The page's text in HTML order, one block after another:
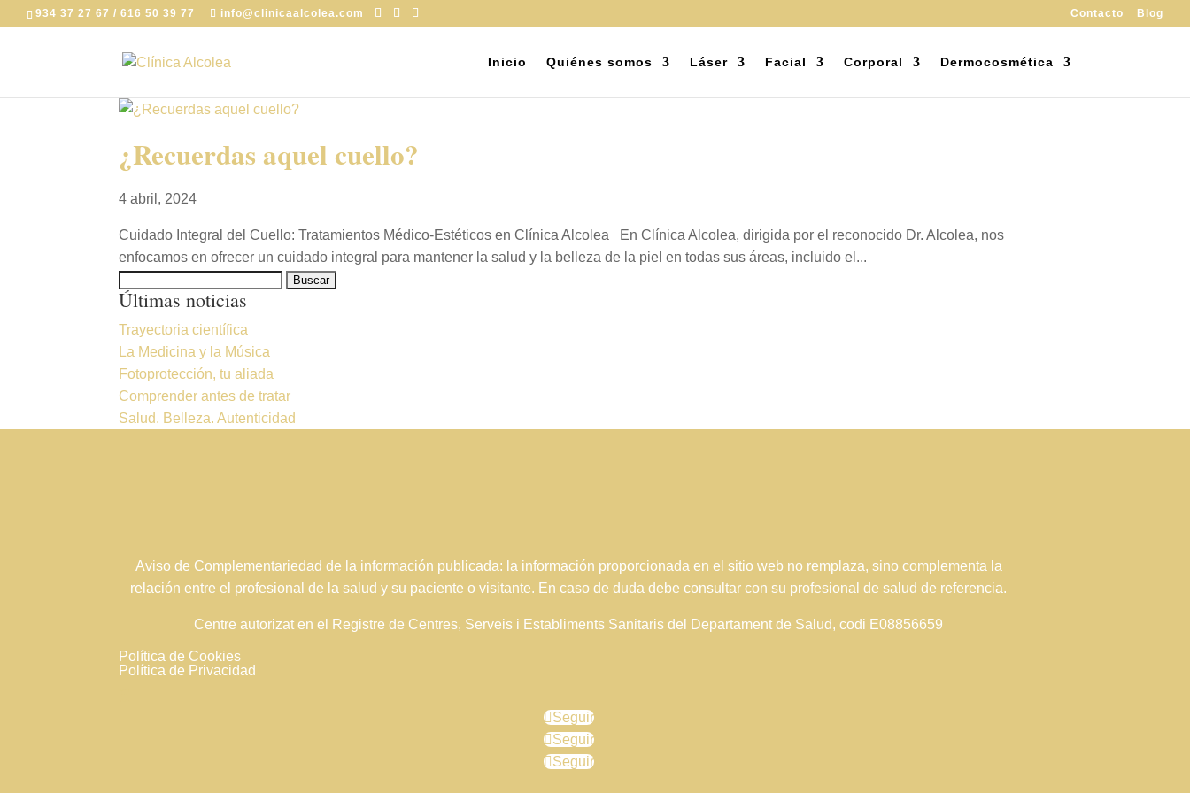
934 37 27 67 / 616 50 39 77 info@clinicaalcolea.com Contacto Blog
Inicio Quiénes somos Láser Facial Corporal Dermocosmética
¿Recuerdas aquel cuello?
4 abril, 2024
Cuidado Integral del Cuello: Tratamientos Médico-Estéticos en Clínica Alcolea En Clínica Alcolea, dirigida por el reconocido Dr. Alcolea, nos
enfocamos en ofrecer un cuidado integral para mantener la salud y la belleza de la piel en todas sus áreas, incluido el...
Últimas noticias
Trayectoria científica
La Medicina y la Música
Fotoprotección, tu aliada
Comprender antes de tratar
Salud. Belleza. Autenticidad
Aviso de Complementariedad de la información publicada: la información proporcionada en el sitio web no remplaza, sino complementa la
relación entre el profesional de la salud y su paciente o visitante. En caso de duda debe consultar con su profesional de salud de referencia.
Centre autorizat en el Registre de Centres, Serveis i Establiments Sanitaris del Departament de Salud, codi E08856659
Política de Cookies
Política de Privacidad
Seguir
Seguir
Seguir